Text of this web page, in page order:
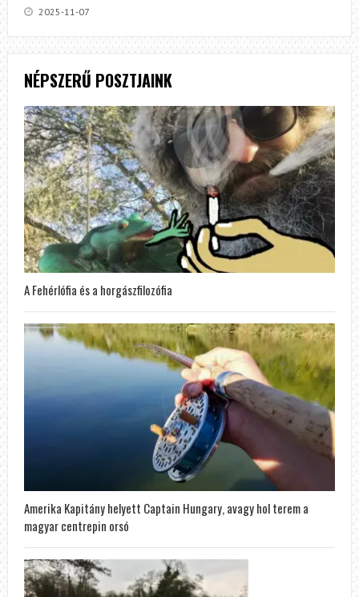
2025-11-07
NÉPSZERŰ POSZTJAINK
A Fehérlófia és a horgászfilozófia
Amerika Kapitány helyett Captain Hungary, avagy hol terem a
magyar centrepin orsó